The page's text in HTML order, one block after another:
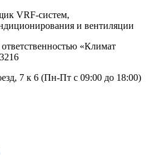
VRF-cистем,
и вентиляции
«Климат
7 к 6 (Пн-Пт с 09:00 до 18:00)